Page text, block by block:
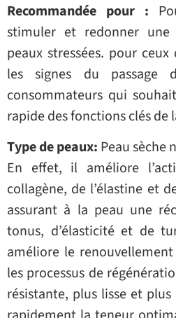
Recommandée pour :
stimuler et redonner
peaux stressées. pour
les signes du passage
consommateurs qui
rapide des fonctions clés de
Type de peaux: Peau sèche
En effet, il améliore
collagène, de l’élastine et
assurant à la peau une
tonus, d’élasticité et de
améliore le
les processus de
résistante, plus lisse et